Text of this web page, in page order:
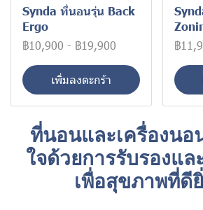
Synda ที่นอนรุ่น Back
Ergo
฿10,900 - ฿19,900
เพิ่มลงตะกร้า
฿
ที่นอนและเครื่องน
ใจด้วยการรับรองแล
เพื่อสุขภาพที่ดี